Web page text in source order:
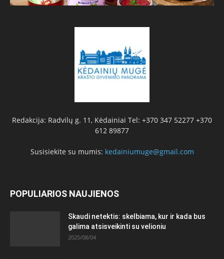
Redakcija: Radvilų g. 11, Kėdainiai Tel: +370 347 52277 +370
612 89877
Susisiekite su mumis: kedainiumuge@gmail.com
POPULIARIOS NAUJIENOS
Skaudi netektis: skelbiama, kur ir kada bus
galima atsisveikinti su velioniu
2025/08/04